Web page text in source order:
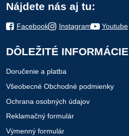
Nájdete nás aj tu:
Facebook Instagram Youtube
DÔLEŽITÉ INFORMÁCIE
Doručenie a platba
Všeobecné Obchodné podmienky
Ochrana osobných údajov
Reklamačný formulár
Výmenný formulár